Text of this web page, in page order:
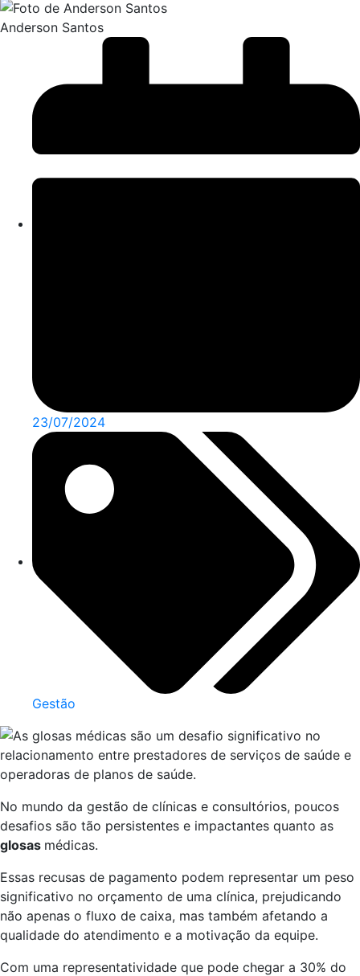
Anderson Santos
23/07/2024
Gestão
No mundo da gestão de clínicas e consultórios, poucos
desafios são tão persistentes e impactantes quanto as
glosas médicas.
Essas recusas de pagamento podem representar um peso
significativo no orçamento de uma clínica, prejudicando
não apenas o fluxo de caixa, mas também afetando a
qualidade do atendimento e a motivação da equipe.
Com uma representatividade que pode chegar a 30% do